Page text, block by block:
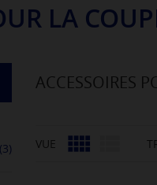
LA
(3)
ACCESSOIRES
VUE 